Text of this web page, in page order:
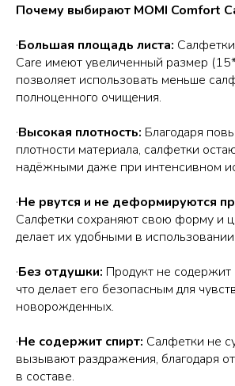
Почему выбирают MOMI Comfort
·Большая площадь листа:
Care имеют увеличенный размер
позволяет использовать меньше
полноценного очищения.
·Высокая плотность: Благодаря
плотности материала, салфетки
надёжными даже при интенсивном
·Не рвутся и не деформируются
Салфетки сохраняют свою форму и
делает их удобными в использовании.
·Без отдушки: Продукт не содержит
что делает его безопасным для
новорожденных.
·Не содержит спирт: Салфетки не
вызывают раздражения, благодаря
в составе.